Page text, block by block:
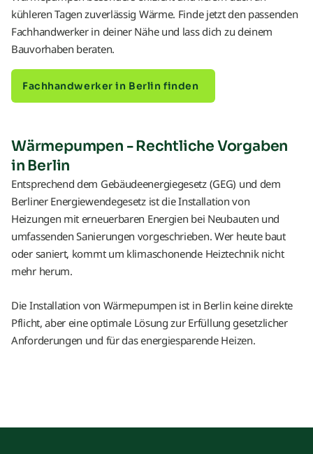
kühleren Tagen zuverlässig Wärme. Finde jetzt den passenden
Fachhandwerker in deiner Nähe und lass dich zu deinem
Bauvorhaben beraten.
Fachhandwerker in Berlin finden
Wärmepumpen - Rechtliche Vorgaben
in Berlin
Entsprechend dem Gebäudeenergiegesetz (GEG) und dem
Berliner Energiewendegesetz ist die Installation von
Heizungen mit erneuerbaren Energien bei Neubauten und
umfassenden Sanierungen vorgeschrieben. Wer heute baut
oder saniert, kommt um klimaschonende Heiztechnik nicht
mehr herum.
Die Installation von Wärmepumpen ist in Berlin keine direkte
Pflicht, aber eine optimale Lösung zur Erfüllung gesetzlicher
Anforderungen und für das energiesparende Heizen.